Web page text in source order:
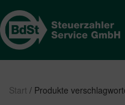
Start / Produkte